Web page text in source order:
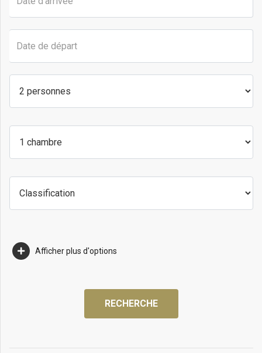
Afficher plus d'options
RECHERCHE